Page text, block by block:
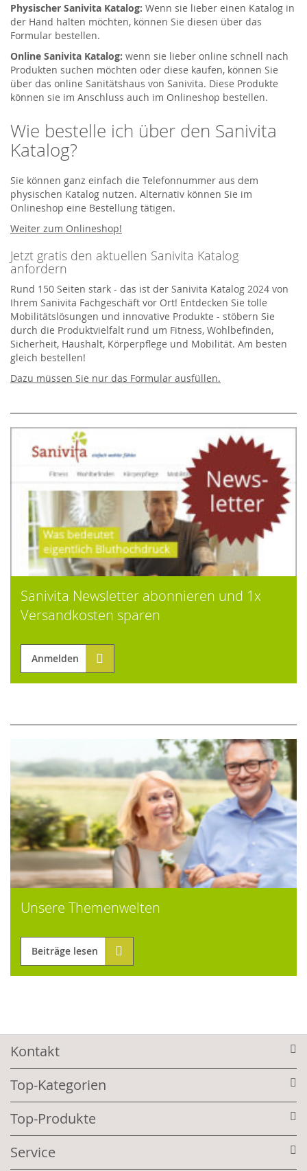
Physischer Sanivita Katalog: Wenn sie lieber einen Katalog in
der Hand halten möchten, können Sie diesen über das
Formular bestellen.
Online Sanivita Katalog: wenn sie lieber online schnell nach
Produkten suchen möchten oder diese kaufen, können Sie
über das online Sanitätshaus von Sanivita. Diese Produkte
können sie im Anschluss auch im Onlineshop bestellen.
Wie bestelle ich über den Sanivita
Katalog?
Sie können ganz einfach die Telefonnummer aus dem
physischen Katalog nutzen. Alternativ können Sie im
Onlineshop eine Bestellung tätigen.
Weiter zum Onlineshop!
Jetzt gratis den aktuellen Sanivita Katalog
anfordern
Rund 150 Seiten stark - das ist der Sanivita Katalog 2024 von
Ihrem Sanivita Fachgeschäft vor Ort! Entdecken Sie tolle
Mobilitätslösungen und innovative Produkte - stöbern Sie
durch die Produktvielfalt rund um Fitness, Wohlbefinden,
Sicherheit, Haushalt, Körperpflege und Mobilität. Am besten
gleich bestellen!
Dazu müssen Sie nur das Formular ausfüllen.
Sanivita Newsletter abonnieren und 1x
Versandkosten sparen
Anmelden
Unsere Themenwelten
Beiträge lesen
Kontakt
Top-Kategorien
Top-Produkte
Service